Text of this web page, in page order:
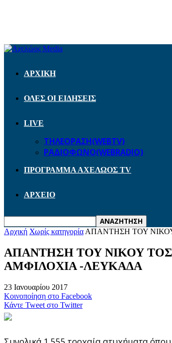
ΑΡΧΙΚΗ
ΟΛΕΣ ΟΙ ΕΙΔΗΣΕΙΣ
LIVE
ΤΗΛΕΟΡΑΣΗ(WEBTV)
ΡΑΔΙΟΦΩΝΟ(WEBRADIO)
ΠΡΟΓΡΑΜΜΑ ΑΧΕΛΩΟΣ TV
ΑΡΧΕΙΟ
Αρχική Χωρίς κατηγορία ΑΠΑΝΤΗΣΗ ΤΟΥ
ΑΠΑΝΤΗΣΗ ΤΟΥ ΝΙΚΟΥ
ΑΜΦΙΛΟΧΙΑ -ΛΕΥΚΑΔΑ
23 Ιανουαρίου 2017
Κοινοποίηση στο Facebook
Κάντε Tweet στο Twitter